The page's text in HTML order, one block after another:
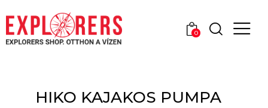
0
HIKO KAJAKOS PUMPA